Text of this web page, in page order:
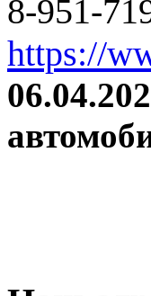
8-951-
https://